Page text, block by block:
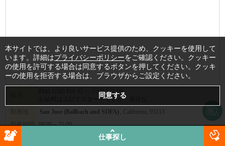
により算出
※要項に明記されている給与は平均です。実際に平均以上取得し
ている方は管理者数の半分弱です。
おかげさまで大変多くのお問合せを頂いております。
職務経歴や履歴書については、なるべく詳細を明記して頂けると
選考確率がグンっと上がります！
━━━━━━━━━━━━━━━━━━━━
サクラマーケットでは厳選された寿司ビュッフェ、DIY即席ラー
メン、日本酒&ビールバー、そして抹茶ドリンク店も併設しま
す。
新鮮な弁当やおにぎりから、お気に入りの日本のスナックやドリ
新店舗で一緒に働きませんか？？
【San Jose 店】
184 S Market St, Suite 120
時給 USD $18.45 ～ USD $21.00
お給料は上記でスタートですが、発注な...
San Jose (Ballbach and SOFA) , California, 95113
勤務時間 09:00～21:00
詳細
仕事探し
本サイトでは、より良いサービス提供のため、クッキーを使用して
います。詳細はプライバシーポリシーをご確認ください。クッキー
の使用を許可する場合は同意するボタンを押してください。クッキ
ーの使用を拒否する場合は、ブラウザからご設定ください。